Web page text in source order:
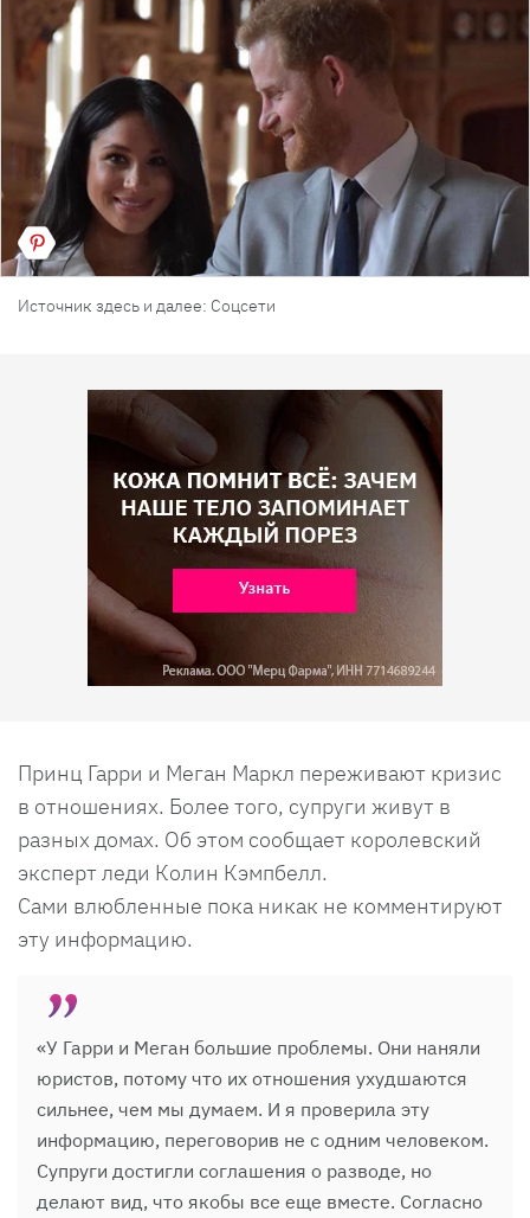
Источник здесь и далее: Соцсети
Принц Гарри и Меган Маркл переживают кризис
в отношениях. Более того, супруги живут в
разных домах. Об этом сообщает королевский
эксперт леди Колин Кэмпбелл.
Сами влюбленные пока никак не комментируют
эту информацию.
«У Гарри и Меган большие проблемы. Они наняли
юристов, потому что их отношения ухудшаются
сильнее, чем мы думаем. И я проверила эту
информацию, переговорив не с одним человеком.
Супруги достигли соглашения о разводе, но
делают вид, что якобы все еще вместе. Согласно